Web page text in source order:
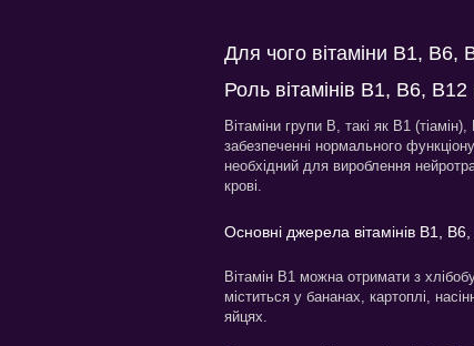
Для чого вітаміни B1, B6,
Роль вітамінів B1, B6, B12
Вітаміни групи B, такі як B1
забезпеченні нормального
необхідний для вироблення
крові.
Основні джерела вітамінів B1,
Вітамін B1 можна отримати з
міститься у бананах, картоплі,
яйцях.